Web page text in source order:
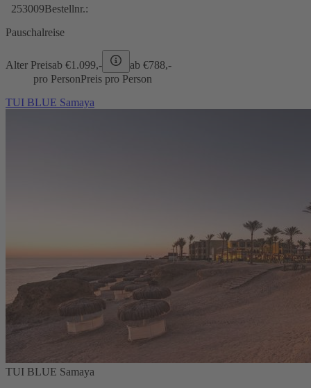
253009Bestellnr.:
Pauschalreise
Alter Preisab €1.099,- ab €788,-
pro PersonPreis pro Person
TUI BLUE Samaya
TUI BLUE Samaya